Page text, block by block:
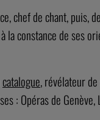
chef de chant, puis,
la constance de ses
catalogue, révélateur
: Opéras de